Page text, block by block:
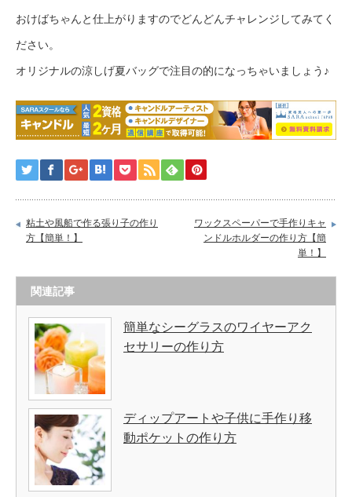
おけばちゃんと仕上がりますのでどんどんチャレンジしてみてく
ださい。
オリジナルの涼しげ夏バッグで注目の的になっちゃいましょう♪
粘土や風船で作る張り子の作り
方【簡単！】
ワックスペーパーで手作りキャ
ンドルホルダーの作り方【簡
単！】
関連記事
簡単なシーグラスのワイヤーアク
セサリーの作り方
ディップアートや子供に手作り移
動ポケットの作り方